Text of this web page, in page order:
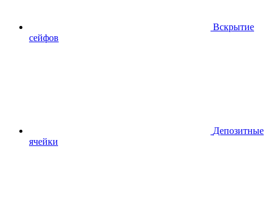
Вскрытие
сейфов
Депозитные
ячейки